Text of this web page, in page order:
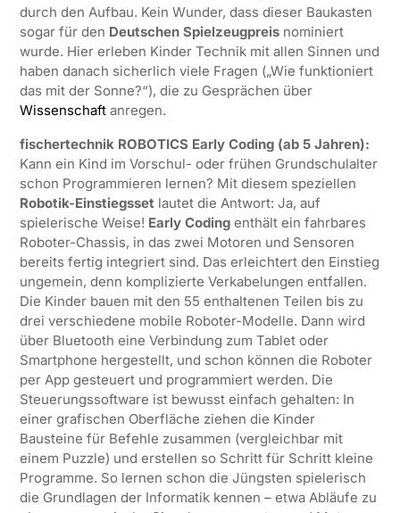
durch den Aufbau. Kein Wunder, dass dieser Baukasten
sogar für den Deutschen Spielzeugpreisnominiert
wurde. Hier erleben Kinder Technik mit allen Sinnen und
haben danach sicherlich viele Fragen („Wie funktioniert
das mit der Sonne?“), die zu Gesprächen über
Wissenschaftanregen.
fischertechnik ROBOTICS Early Coding (ab 5 Jahren):
Kann ein Kind im Vorschul- oder frühen Grundschulalter
schon Programmieren lernen? Mit diesem speziellen
Robotik-Einstiegsset lautet die Antwort: Ja, auf
spielerische Weise! Early Codingenthält ein fahrbares
Roboter-Chassis, in das zwei Motoren und Sensoren
bereits fertig integriert sind. Das erleichtert den Einstieg
ungemein, denn komplizierte Verkabelungen entfallen.
Die Kinder bauen mit den 55 enthaltenen Teilen bis zu
drei verschiedene mobile Roboter-Modelle. Dann wird
über Bluetooth eine Verbindung zum Tablet oder
Smartphone hergestellt, und schon können die Roboter
per App gesteuert und programmiert werden. Die
Steuerungssoftware ist bewusst einfach gehalten: In
einer grafischen Oberfläche ziehen die Kinder
Bausteine für Befehle zusammen (vergleichbar mit
einem Puzzle) und erstellen so Schritt für Schritt kleine
Programme. So lernen schon die Jüngsten spielerisch
die Grundlagen der Informatik kennen – etwa Abläufe zu